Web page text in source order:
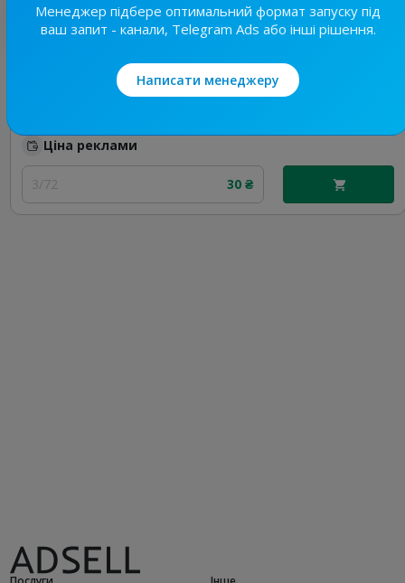
Найкращі за темою
/
Смачно та Корисно
Ціна реклами
3/72 30 ₴
Менеджер підбере оптимальний формат запуску під
ваш запит - канали, Telegram Ads або інші рішення.
Написати менеджеру